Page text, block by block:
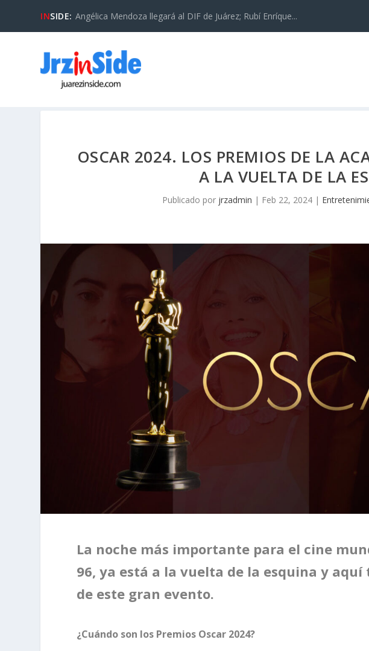
INSIDE: Angélica Mendoza llegará al DIF de Juárez; Rubí Enríque...
OSCAR 2024. LOS PREMIOS DE LA
A LA VUELTA DE LA
Publicado por jrzadmin | Feb 22, 2024 |
La noche más importante para el cine
96, ya está a la vuelta de la esquina y aquí
de este gran evento.
¿Cuándo son los Premios Oscar 2024?